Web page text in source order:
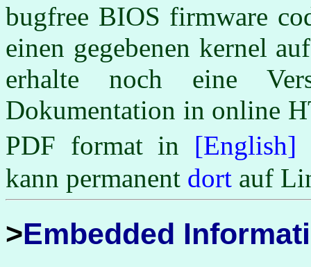
bugfree BIOS firmware
einen gegebenen kernel
erhalte noch eine
Dokumentation in online
PDF format in [English]
kann permanent dort auf
Embedded